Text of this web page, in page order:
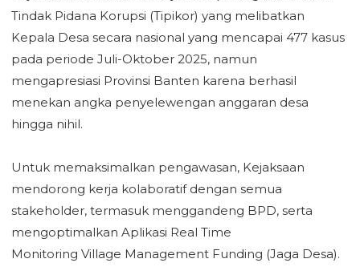
Tindak Pidana Korupsi (Tipikor) yang melibatkan
Kepala Desa secara nasional yang mencapai 477 kasus
pada periode Juli-Oktober 2025, namun
‎mengapresiasi Provinsi Banten karena berhasil
menekan angka penyelewengan anggaran desa
hingga nihil.
‎Untuk memaksimalkan pengawasan, Kejaksaan
mendorong kerja kolaboratif dengan semua
stakeholder, termasuk menggandeng BPD, serta
mengoptimalkan Aplikasi Real Time
‎Monitoring Village Management Funding (Jaga Desa).